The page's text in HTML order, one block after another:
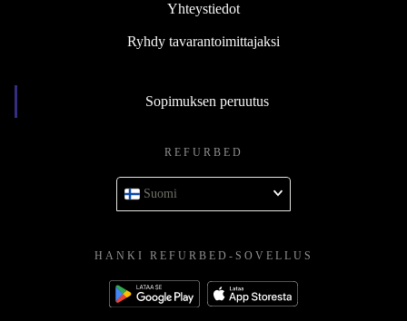
Yhteystiedot
Ryhdy tavarantoimittajaksi
Sopimuksen peruutus
REFURBED
Suomi
HANKI REFURBED-SOVELLUS